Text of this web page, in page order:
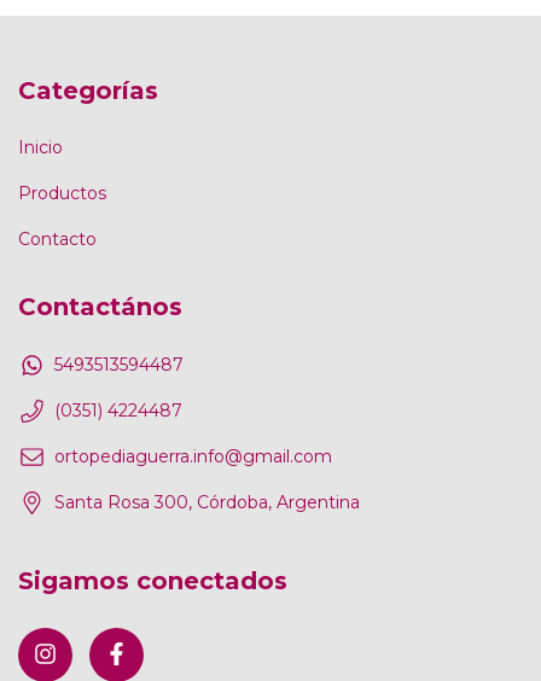
Categorías
Inicio
Productos
Contacto
Contactános
5493513594487
(0351) 4224487
ortopediaguerra.info@gmail.com
Santa Rosa 300, Córdoba, Argentina
Sigamos conectados